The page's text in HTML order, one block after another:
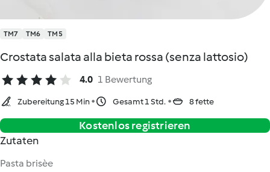
TM7 TM6 TM5
Crostata salata alla bieta rossa (senza lattosio)
4.0 1 Bewertung
Zubereitung 15 Min Gesamt 1 Std. 8 fette
Kostenlos registrieren
Zutaten
Pasta brisèe